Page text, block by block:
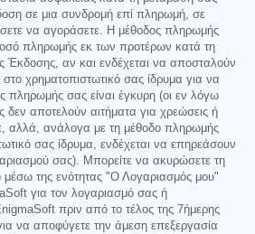
σε μια συνδρομή επί πληρωμή, σε
να αγοράσετε. Η μέθοδος πληρωμής
πληρωμής εκ των προτέρων κατά τη
Έκδοσης, αν και ενδέχεται να αποσταλούν
στο χρηματοπιστωτικό σας ίδρυμα για να
πληρωμής σας είναι έγκυρη (οι εν λόγω
δεν αποτελούν αιτήματα για χρεώσεις ή
αλλά, ανάλογα με τη μέθοδο πληρωμής
σας ίδρυμα, ενδέχεται να επηρεάσουν
σας). Μπορείτε να ακυρώσετε τη
μέσω της ενότητας "Ο Λογαριασμός μου"
για τον λογαριασμό σας ή
πριν από το τέλος της 7ήμερης
να αποφύγετε την άμεση επεξεργασία